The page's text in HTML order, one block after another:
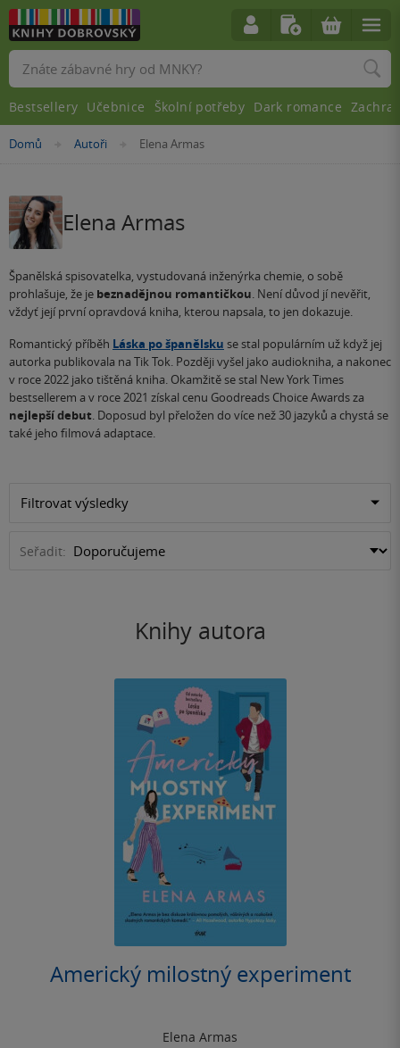
Nacházíte
Domů »Autoři »
Elena Armas
Elena Armas
Španělská spisovatelka, vystudovaná inženýrka chemie, o sobě
prohlašuje, že je beznadějnou romantičkou. Není důvod jí nevěřit,
vždyť její první opravdová kniha, kterou napsala, to jen dokazuje.
Romantický příběh Láska po španělsku se stal populárním už když jej
autorka publikovala na Tik Tok. Později vyšel jako audiokniha, a nakonec
v roce 2022 jako tištěná kniha. Okamžitě se stal New York Times
bestsellerem a v roce 2021 získal cenu Goodreads Choice Awards za
nejlepší debut. Doposud byl přeložen do více než 30 jazyků a chystá se
také jeho filmová adaptace.
Filtrovat výsledky
Seřadit:
Knihy autora
Americký milostný experiment
Elena Armas
Vyhledávání
Bestsellery Učebnice Školní potřeby Dark romance